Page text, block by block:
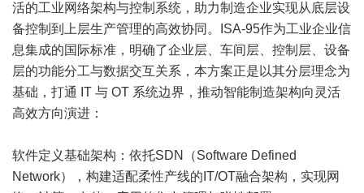
活的工业网络架构与控制系统，助力制造企业实现从底层设
备控制到上层生产管理的高效协同。ISA-95作为工业企业信
息集成的国际标准，明确了企业层、车间层、控制层、设备
层的功能分工与数据交互关系，本方案正是以其分层理念为
基础，打通 IT 与 OT 系统边界，推动智能制造架构向灵活
高效方向演进：
软件定义基础架构：依托SDN（Software Defined
Network），构建适配柔性产线的IT/OT融合架构，实现网